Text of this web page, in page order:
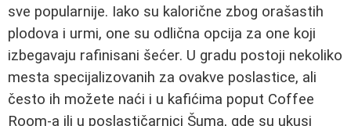
sve popularnije. Iako su kalorične zbog orašastih
plodova i urmi, one su odlična opcija za one koji
izbegavaju rafinisani šećer. U gradu postoji nekoliko
mesta specijalizovanih za ovakve poslastice, ali
često ih možete naći i u kafićima poput Coffee
Room-a ili u poslastičarnici Šuma, gde su ukusi